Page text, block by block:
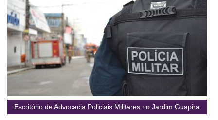
Escritório de Advocacia Policiais Militares no Jardim Guapira